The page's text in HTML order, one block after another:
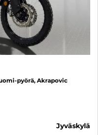
pyörä, Akrapovic
jyväskylä